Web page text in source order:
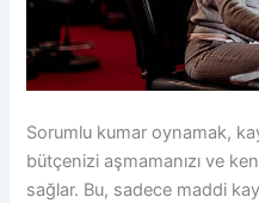
Sorumlu kumar oynamak,
bütçenizi aşmamanızı ve
sağlar. Bu, sadece maddi